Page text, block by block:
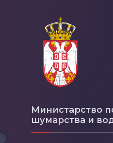
Министарство
шумарства и